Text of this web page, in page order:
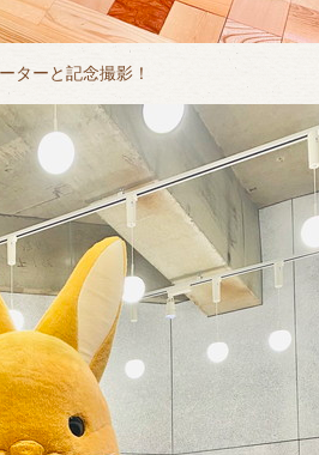
ターと記念撮影！